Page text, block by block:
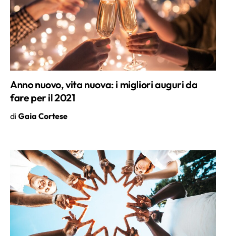
Anno nuovo, vita nuova: i migliori auguri da
fare per il 2021
diGaia Cortese